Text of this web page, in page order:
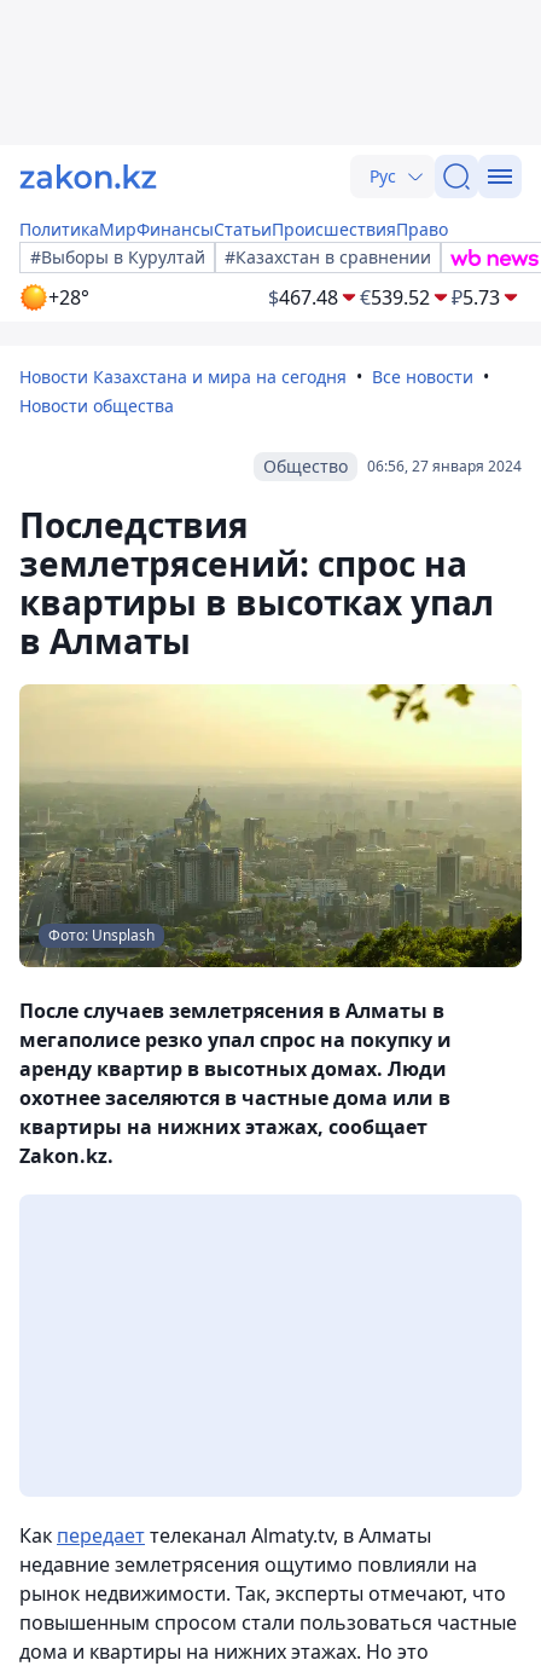
Рус
ПолитикаМирФинансыСтатьиПроисшествияПраво
#Выборы в Курултай
#Казахстан в сравнении
+28° $467.48 €539.52 ₽5.73
Новости Казахстана и мира на сегодня
Все новости
Новости общества
06:56, 27 января 2024
Общество
Последствия
землетрясений: спрос на
квартиры в высотках упал
в Алматы
Фото: Unsplash
После случаев землетрясения в Алматы в
мегаполисе резко упал спрос на покупку и
аренду квартир в высотных домах. Люди
охотнее заселяются в частные дома или в
квартиры на нижних этажах, сообщает
Zakon.kz.
Как передаеттелеканал Almaty.tv, в Алматы
недавние землетрясения ощутимо повлияли на
рынок недвижимости. Так, эксперты отмечают, что
повышенным спросом стали пользоваться частные
дома и квартиры на нижних этажах. Но это